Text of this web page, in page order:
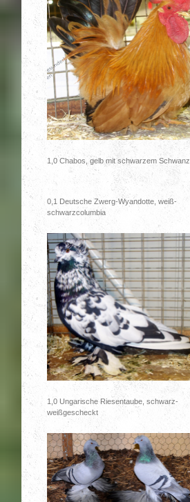
1,0 Chabos, gelb mit schwarzem Schwanz
0,1 Deutsche Zwerg-Wyandotte, weiß-
schwarzcolumbia
1,0 Ungarische Riesentaube, schwarz-
weißgescheckt